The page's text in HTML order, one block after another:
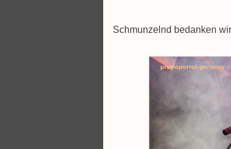
Schmunzelnd bedanken